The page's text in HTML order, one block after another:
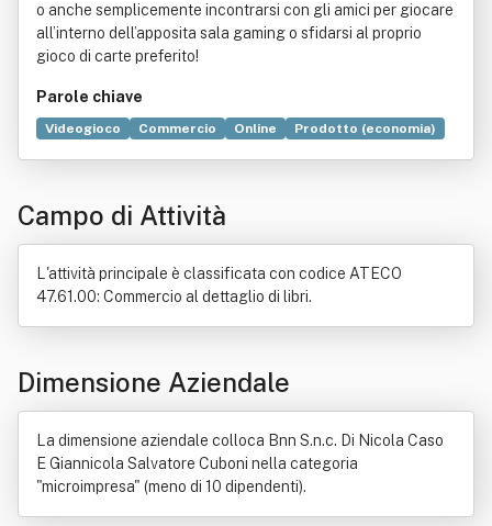
o anche semplicemente incontrarsi con gli amici per giocare
all’interno dell’apposita sala gaming o sfidarsi al proprio
gioco di carte preferito!
Parole chiave
Videogioco Commercio Online
Prodotto (economia)
Concorso
Decreto-legge
Elettrodomestico
Campo di Attività
L'attività principale è classificata con codice ATECO
47.61.00: Commercio al dettaglio di libri.
Dimensione Aziendale
La dimensione aziendale colloca Bnn S.n.c. Di Nicola Caso
E Giannicola Salvatore Cuboni nella categoria
"microimpresa" (meno di 10 dipendenti).